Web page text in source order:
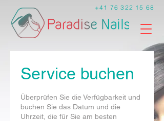
+41 76 322 15 68
Service buchen
Überprüfen Sie die Verfügbarkeit und
buchen Sie das Datum und die
Uhrzeit, die für Sie am besten